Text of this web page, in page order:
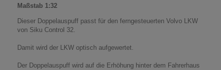
Maßstab 1:32
Dieser Doppelauspuff passt für den ferngesteuerten Volvo LKW
von Siku Control 32.
Damit wird der LKW optisch aufgewertet.
Der Doppelauspuff wird auf die Erhöhung hinter dem Fahrerhaus